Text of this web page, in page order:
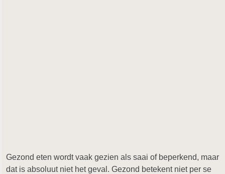
Gezond eten wordt vaak gezien als saai of beperkend, maar
dat is absoluut niet het geval. Gezond betekent niet per se